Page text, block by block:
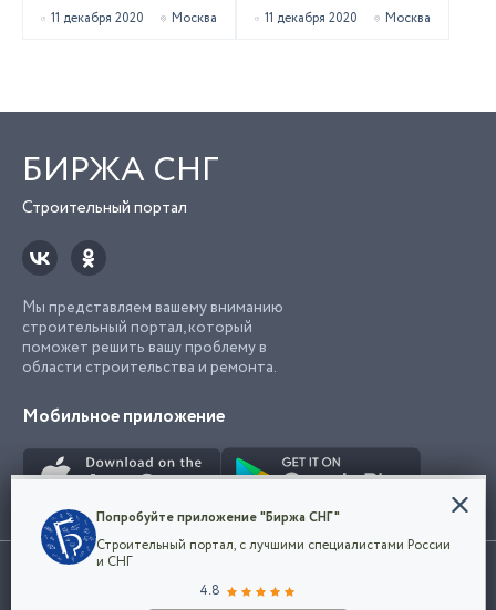
11 декабря 2020 Москва 11 декабря 2020 Москва
БИРЖА СНГ
Строительный портал
Мы представляем вашему вниманию
строительный портал, который
поможет решить вашу проблему в
области строительства и ремонта.
Мобильное приложение
Использование сайта, в том числе подача объявлений, означает
марки представленные на сайте являются собственностью их
Конфиденциальность
Мы используем файлы cookie, чтобы сделать
наш сайт удобным для каждого
Попробуйте приложение "Биржа СНГ"
Строительный портал, с лучшими специалистами России
и СНГ
4.8